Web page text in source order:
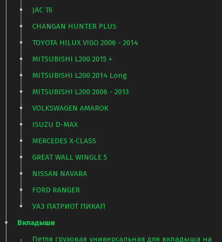
JAC T6
CHANGAN HUNTER PLUS
TOYOTA HILUX VIGO 2006 - 2014
MITSUBISHI L200 2015 +
MITSUBISHI L200 2014 Long
MITSUBISHI L200 2006 - 2013
VOLKSWAGEN AMAROK
ISUZU D-MAX
MERCEDES X-CLASS
GREAT WALL WINGLE 5
NISSAN NAVARA
FORD RANGER
УАЗ ПАТРИОТ ПИКАП
Вкладыши
Петля грузовая универсальная для вкладыша на